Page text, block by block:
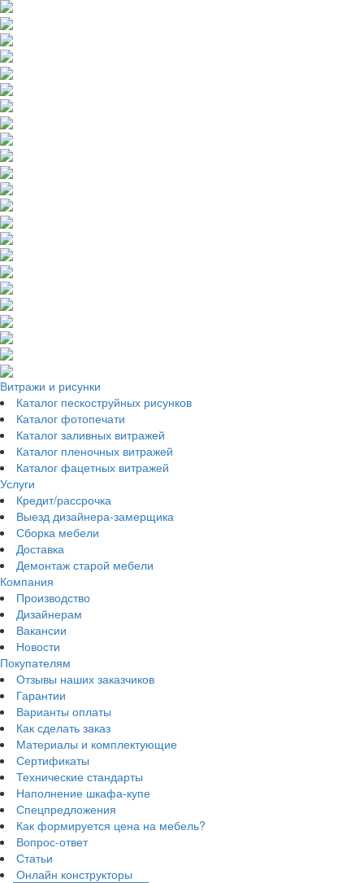
Витражи и рисунки
Каталог пескоструйных рисунков
Каталог фотопечати
Каталог заливных витражей
Каталог пленочных витражей
Каталог фацетных витражей
Услуги
Кредит/рассрочка
Выезд дизайнера-замерщика
Сборка мебели
Доставка
Демонтаж старой мебели
Компания
Производство
Дизайнерам
Вакансии
Новости
Покупателям
Отзывы наших заказчиков
Гарантии
Варианты оплаты
Как сделать заказ
Материалы и комплектующие
Сертификаты
Технические стандарты
Наполнение шкафа-купе
Спецпредложения
Как формируется цена на мебель?
Вопрос-ответ
Статьи
Онлайн конструкторы